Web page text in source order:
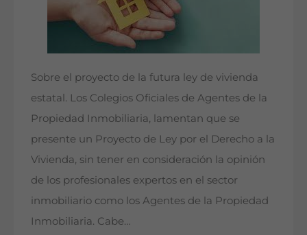
Sobre el proyecto de la futura ley de vivienda
estatal. Los Colegios Oficiales de Agentes de la
Propiedad Inmobiliaria, lamentan que se
presente un Proyecto de Ley por el Derecho a la
Vivienda, sin tener en consideración la opinión
de los profesionales expertos en el sector
inmobiliario como los Agentes de la Propiedad
Inmobiliaria. Cabe…